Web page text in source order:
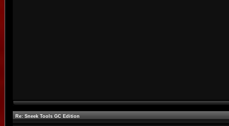
Re: Sneek Tools GC Edition